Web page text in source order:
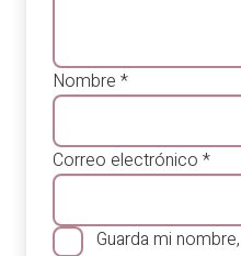
Nombre *
Correo electrónico *
Guarda mi